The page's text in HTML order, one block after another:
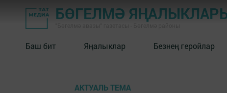
БӨГЕЛМӘ
Баш бит Яңалыклар Безнең геройлар
АКТУАЛЬ ТЕМА